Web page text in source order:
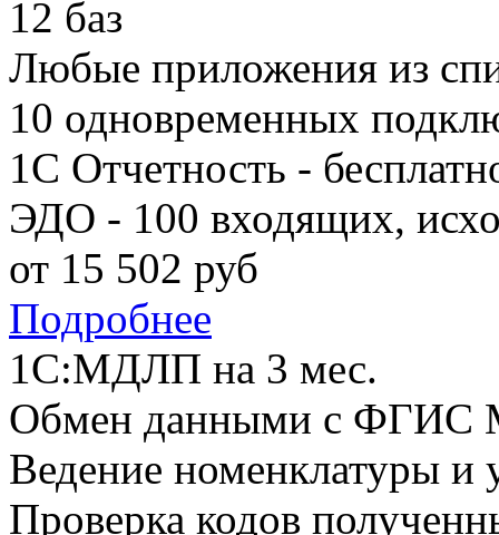
12 баз
Любые приложения из
10 одновременных
1С Отчетность -
ЭДО - 100 входящих,
от 15 502 руб
Подробнее
1С:МДЛП на 3 мес.
Обмен данными с
Ведение номенклатуры и
Проверка кодов